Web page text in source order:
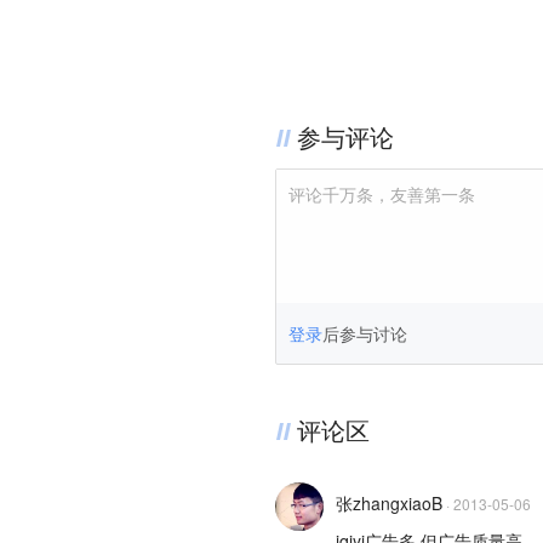
参与评论
评论千万条，友善第一条
登录后参与讨论
评论区
张zhangxiaoB · 2013-05-06